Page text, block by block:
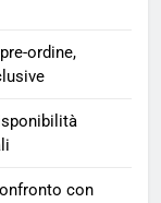
ordine,
con